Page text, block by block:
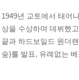
1949년 교토에서 태어
상을 수상하며 데뷔했
끝과 하드보일드 원더
숲)를 발표, 유례없는